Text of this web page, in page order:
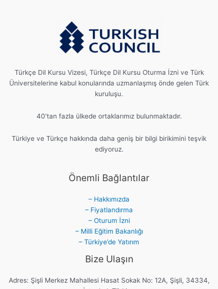
Türkçe Dil Kursu Vizesi, Türkçe Dil Kursu Oturma İzni ve Türk
Üniversitelerine kabul konularında uzmanlaşmış önde gelen Türk
kuruluşu.
40’tan fazla ülkede ortaklarımız bulunmaktadır.
Türkiye ve Türkçe hakkında daha geniş bir bilgi birikimini teşvik
ediyoruz.
Önemli Bağlantılar
– Hakkımızda
– Fiyatlandırma
– Oturum İzni
– Milli Eğitim Bakanlığı
– Türkiye’de Yatırım
Bize Ulaşın
Adres: Şişli Merkez Mahallesi Hasat Sokak No: 12A, Şişli, 34334,